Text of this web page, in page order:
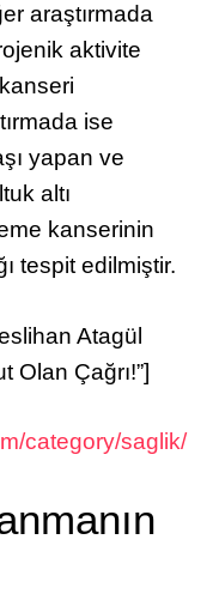
araştırmada
aktivite
ise
yapan ve
altı
kanserinin
tespit edilmiştir.
Atagül
Olan Çağrı!”]
category/saglik/